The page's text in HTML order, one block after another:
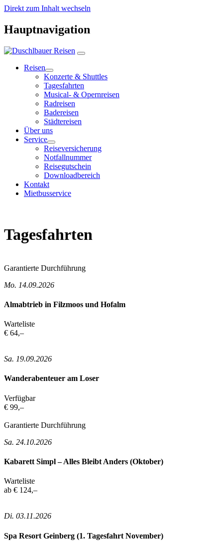
Direkt zum Inhalt wechseln
Hauptnavigation
Reisen
Konzerte & Shuttles
Tagesfahrten
Musical- & Opernreisen
Radreisen
Badereisen
Städtereisen
Über uns
Service
Reiseversicherung
Notfallnummer
Reisegutschein
Downloadbereich
Kontakt
Mietbusservice
Tagesfahrten
Garantierte Durchführung
Mo. 14.09.2026
Almabtrieb in Filzmoos und Hofalm
Warteliste
€ 64,–
Sa. 19.09.2026
Wanderabenteuer am Loser
Verfügbar
€ 99,–
Garantierte Durchführung
Sa. 24.10.2026
Kabarett Simpl – Alles Bleibt Anders (Oktober)
Warteliste
ab € 124,–
Di. 03.11.2026
Spa Resort Geinberg (1. Tagesfahrt November)